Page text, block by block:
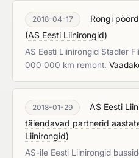
2018-04-17
Rongi
(AS Eesti Liinirongid)
AS Eesti Liinirongid Stadler
000 000 km remont.
2018-01-29
AS Eesti
täiendavad partnerid
Liinirongid)
AS-ile Eesti Liinirongid